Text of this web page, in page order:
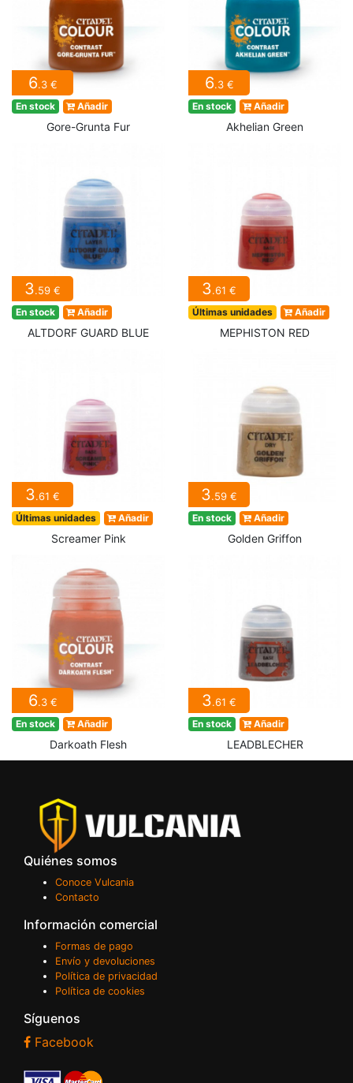
6.3 €
En stock Añadir
Gore-Grunta Fur
6.3 €
En stock Añadir
Akhelian Green
3.59 €
En stock Añadir
ALTDORF GUARD BLUE
3.61 €
Últimas unidades Añadir
MEPHISTON RED
3.61 €
Últimas unidades Añadir
Screamer Pink
3.59 €
En stock Añadir
Golden Griffon
6.3 €
En stock Añadir
Darkoath Flesh
3.61 €
En stock Añadir
LEADBLECHER
Quiénes somos
Conoce Vulcania
Contacto
Información comercial
Formas de pago
Envío y devoluciones
Política de privacidad
Política de cookies
Síguenos
Facebook